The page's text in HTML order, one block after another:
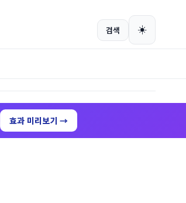
검색 ☀️
효과 미리보기 →